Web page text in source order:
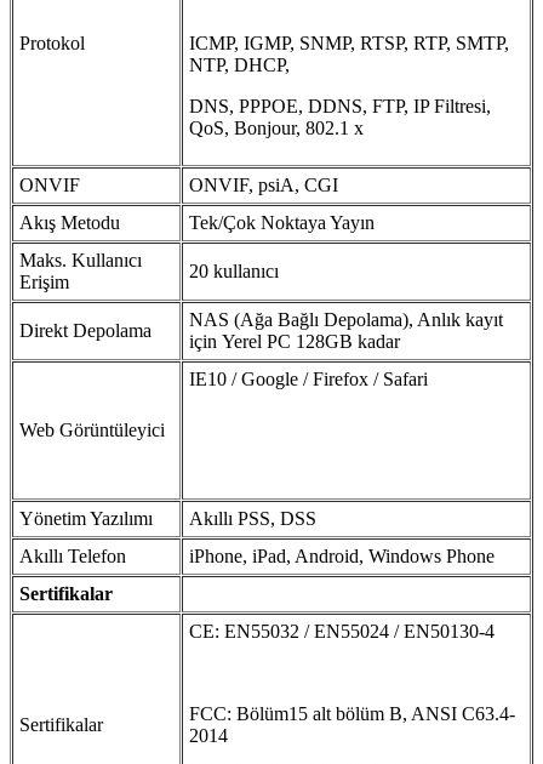
Protokol
ICMP, IGMP, SNMP, RTSP, RTP, SMTP,
NTP, DHCP,
DNS, PPPOE, DDNS, FTP, IP Filtresi,
QoS, Bonjour, 802.1 x
ONVIF
ONVIF, psiA, CGI
Akış Metodu
Tek/Çok Noktaya Yayın
Maks. Kullanıcı
Erişim
20 kullanıcı
Direkt Depolama
NAS (Ağa Bağlı Depolama), Anlık kayıt
için Yerel PC 128GB kadar
Web Görüntüleyici
IE10 / Google / Firefox / Safari
Yönetim Yazılımı
Akıllı PSS, DSS
Akıllı Telefon
iPhone, iPad, Android, Windows Phone
Sertifikalar
Sertifikalar
CE: EN55032 / EN55024 / EN50130-4
FCC: Bölüm15 alt bölüm B, ANSI C63.4-
2014